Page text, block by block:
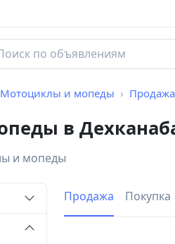
Мотоциклы и мопеды Продажа
в
и мопеды
Продажа Покупка